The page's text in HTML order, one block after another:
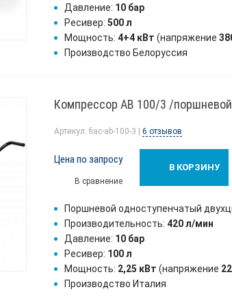
Давление: 10 бар
Ресивер:500 л
Мощность:4+4 кВт (напряжение
Производство Белоруссия
Компрессор AB 100/3 /
Артикул: fiac-ab-100-3 |6 отзывов
Поршневой одноступенчатый
Производительность:420 л/мин
Давление: 10 бар
Ресивер: 100 л
Мощность: 2,25 кВт (напряжение
Производство Италия
Цена по запросу
В сравнение
В КОРЗИНУ